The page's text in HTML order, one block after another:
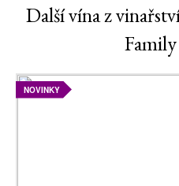
Další vína z
NOVINKY